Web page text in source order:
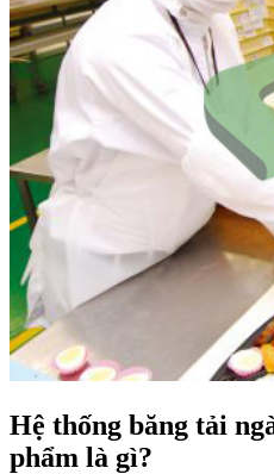
Hệ thống băng tải
phẩm là gì?